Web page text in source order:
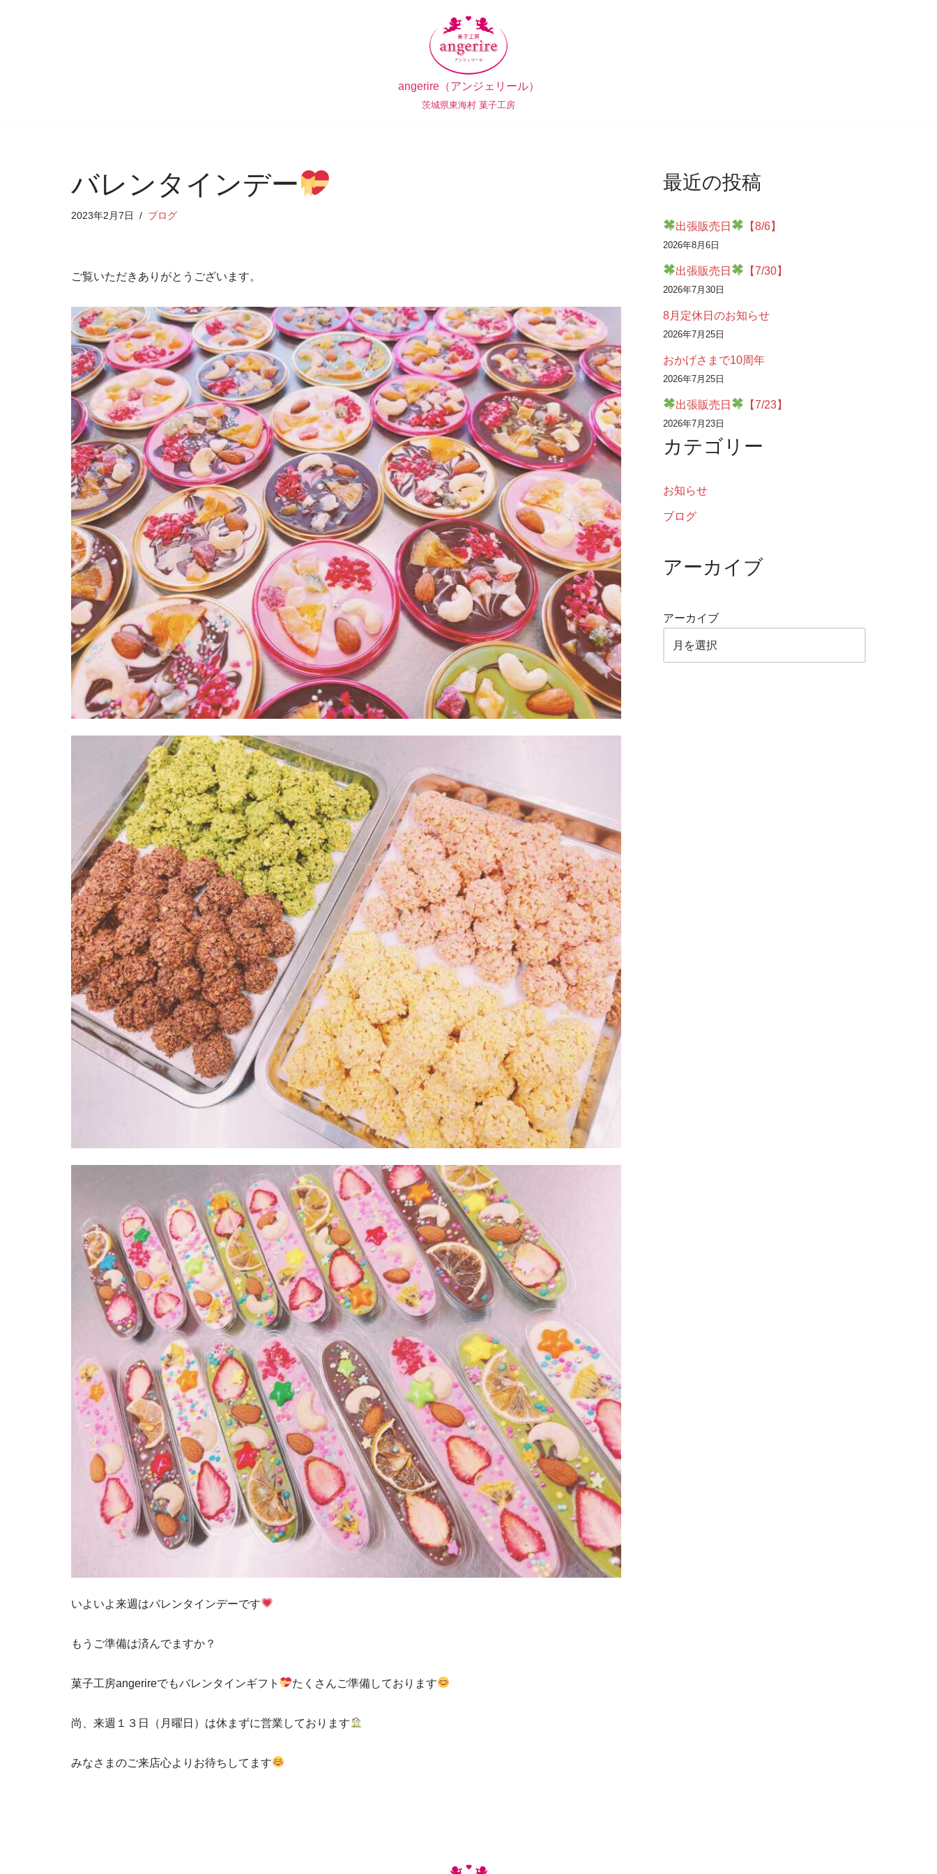
angerire（アンジェリール）
茨城県東海村 菓子工房
バレンタインデー
2023年2月7日 ブログ
ご覧いただきありがとうございます。
いよいよ来週はバレンタインデーです
もうご準備は済んでますか？
菓子工房angerireでもバレンタインギフト たくさんご準備しております
尚、来週１３日（月曜日）は休まずに営業しております
みなさまのご来店心よりお待ちしてます
最近の投稿
出張販売日 【8/6】
2026年8月6日
出張販売日 【7/30】
2026年7月30日
8月定休日のお知らせ
2026年7月25日
おかげさまで10周年
2026年7月25日
出張販売日 【7/23】
2026年7月23日
カテゴリー
お知らせ
ブログ
アーカイブ
アーカイブ